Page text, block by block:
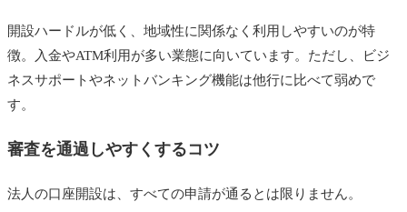
開設ハードルが低く、地域性に関係なく利用しやすいのが特
徴。入金やATM利用が多い業態に向いています。ただし、ビジ
ネスサポートやネットバンキング機能は他行に比べて弱めで
す。
審査を通過しやすくするコツ
法人の口座開設は、すべての申請が通るとは限りません。